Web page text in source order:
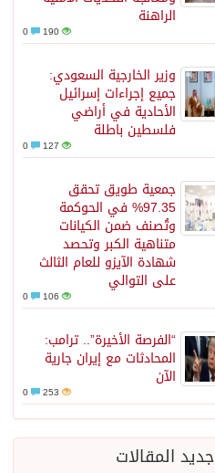
الراهنة
190
وزير الخارجية السعودي:
جميع إجراءات إسرائيل
الأحادية في أراضي
فلسطين باطلة
127
جمعية طويق تحقق
97.35% في الحوكمة
وتُصنف ضمن الكيانات
متناهية الكبر وتحصد
شهادة الآيزو للعام الثالث
على التوالي
106
“الفرصة الأخيرة”.. ترامب:
المحادثات مع إيران جارية
الآن
253
جديد المقالات